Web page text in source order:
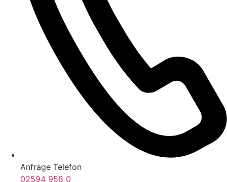
Anfrage Telefon
02594 958 0